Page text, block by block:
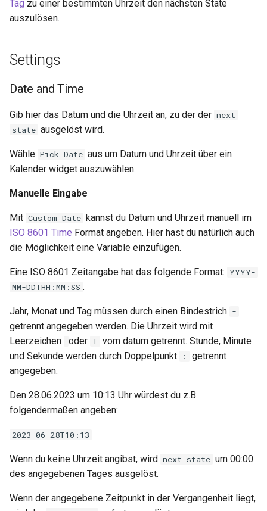
l
i
i
t
Socket.IO
Join Path
Update Query
On Incoming Message
Tag zu einer bestimmten Uhrzeit den nächsten State
auszulösen.
Settings
Date and Time
Gib hier das Datum und die Uhrzeit an, zu der der next
state ausgelöst wird.
Wähle Pick Date aus um Datum und Uhrzeit über ein
Kalender widget auszuwählen.
Manuelle Eingabe
Mit Custom Date kannst du Datum und Uhrzeit manuell im
ISO 8601 Time Format angeben. Hier hast du natürlich auch
die Möglichkeit eine Variable einzufügen.
Eine ISO 8601 Zeitangabe hat das folgende Format: YYYY-
MM-DDTHH:MM:SS .
Jahr, Monat und Tag müssen durch einen Bindestrich -
getrennt angegeben werden. Die Uhrzeit wird mit
Leerzeichen
oder T vom datum getrennt. Stunde, Minute
und Sekunde werden durch Doppelpunkt
:
getrennt
angegeben.
Den 28.06.2023 um 10:13 Uhr würdest du z.B.
folgendermaßen angeben:
2023-06-28T10:13
Wenn du keine Uhrzeit angibst, wird next state um 00:00
des angegebenen Tages ausgelöst.
Wenn der angegebene Zeitpunkt in der Vergangenheit liegt,